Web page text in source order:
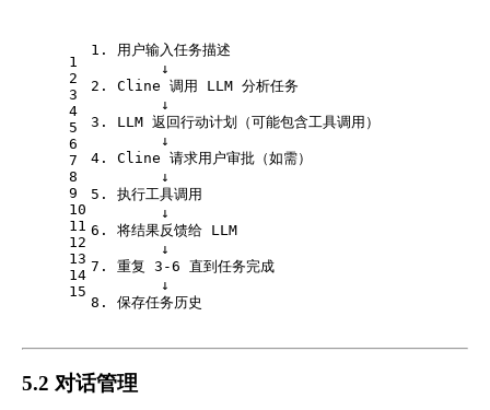
1
2
3
4
5
6
7
8
9
10
11
12
13
14
15
1. 用户输入任务描述
        ↓
2. Cline 调用 LLM 分析任务
        ↓
3. LLM 返回行动计划（可能包含工具调用）
        ↓
4. Cline 请求用户审批（如需）
        ↓
5. 执行工具调用
        ↓
6. 将结果反馈给 LLM
        ↓
7. 重复 3-6 直到任务完成
        ↓
8. 保存任务历史
5.2 对话管理